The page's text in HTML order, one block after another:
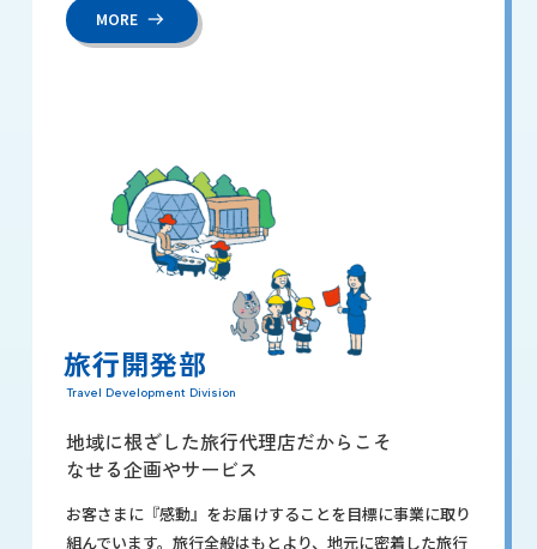
MORE
旅行開発部
Travel Development Division
地域に根ざした旅行代理店だからこそ
なせる企画やサービス
お客さまに『感動』をお届けすることを目標に事業に取り
組んでいます。旅行全般はもとより、地元に密着した旅行